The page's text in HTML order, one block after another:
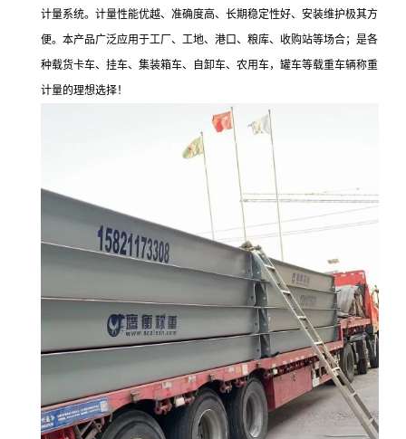
计量系统。计量性能优越、准确度高、长期稳定性好、安装维护极其方
便。本产品广泛应用于工厂、工地、港口、粮库、收购站等场合；是各
种载货卡车、挂车、集装箱车、自卸车、农用车，罐车等载重车辆称重
计量的理想选择！